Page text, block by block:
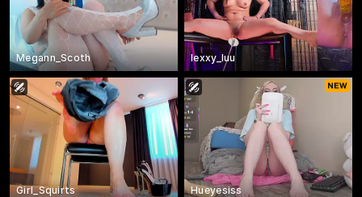
Megann_Scoth lexxy_luu
Girl_Squirts Hueyesiss